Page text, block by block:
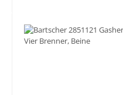
Bildergalerie überspringen